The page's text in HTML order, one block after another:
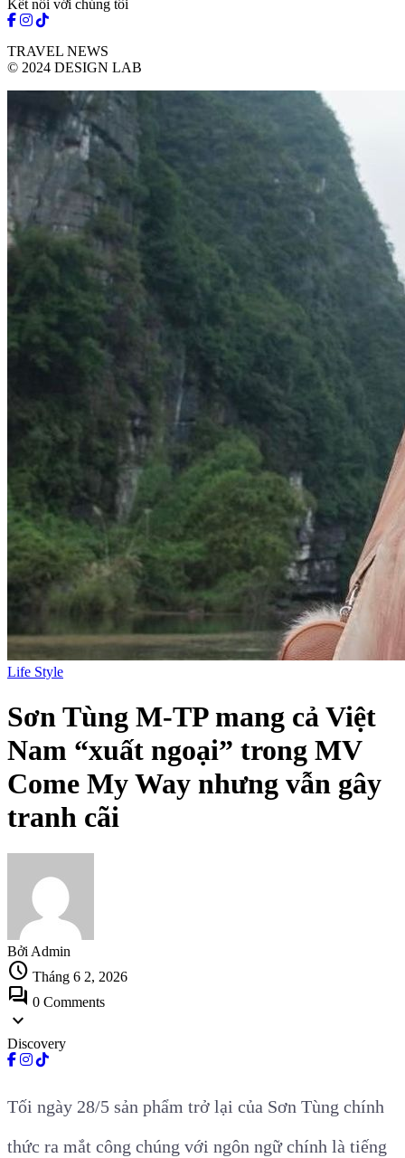
Kết nối với chúng tôi
TRAVEL NEWS
© 2024 DESIGN LAB
Life Style
Sơn Tùng M-TP mang cả Việt
Nam “xuất ngoại” trong MV
Come My Way nhưng vẫn gây
tranh cãi
Bởi Admin
schedule Tháng 6 2, 2026
forum 0 Comments
expand_more
Discovery
Tối ngày 28/5 sản phẩm trở lại của Sơn Tùng chính
thức ra mắt công chúng với ngôn ngữ chính là tiếng